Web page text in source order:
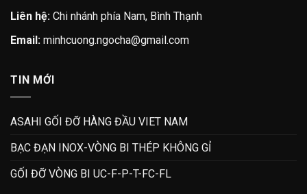
Liên hệ: Chi nhánh phía Nam, Bình Thạnh
Email: minhcuong.ngocha@gmail.com
TIN MỚI
ASAHI GỐI ĐỠ HÀNG ĐẦU VIET NAM
BẠC ĐẠN INOX-VÒNG BI THÉP KHÔNG GỈ
GỐI ĐỠ VÒNG BI UC-F-P-T-FC-FL